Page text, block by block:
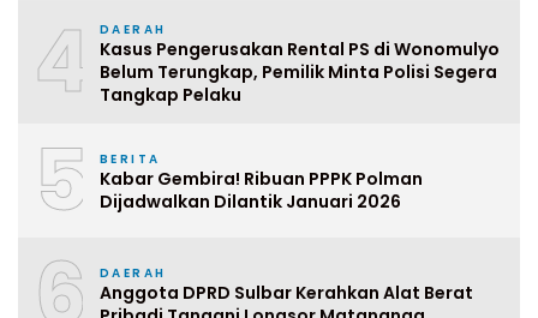
4 DAERAH
Kasus Pengerusakan Rental PS di Wonomulyo
Belum Terungkap, Pemilik Minta Polisi Segera
Tangkap Pelaku
5 BERITA
Kabar Gembira! Ribuan PPPK Polman
Dijadwalkan Dilantik Januari 2026
6 DAERAH
Anggota DPRD Sulbar Kerahkan Alat Berat